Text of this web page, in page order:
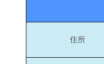
住所